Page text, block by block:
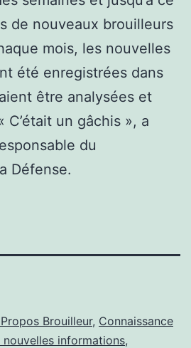
de nouveaux brouilleurs
mois, les nouvelles
été enregistrées dans
être analysées et
C’était un gâchis », a
du
Défense.
Brouilleur, Connaissance
nouvelles informations,